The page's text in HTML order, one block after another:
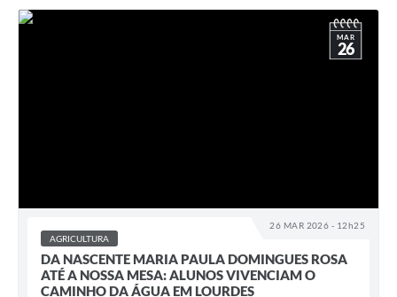
26 MAR 2026 - 12h25
MAR
26
AGRICULTURA
DA NASCENTE MARIA PAULA DOMINGUES ROSA
ATÉ A NOSSA MESA: ALUNOS VIVENCIAM O
CAMINHO DA ÁGUA EM LOURDES